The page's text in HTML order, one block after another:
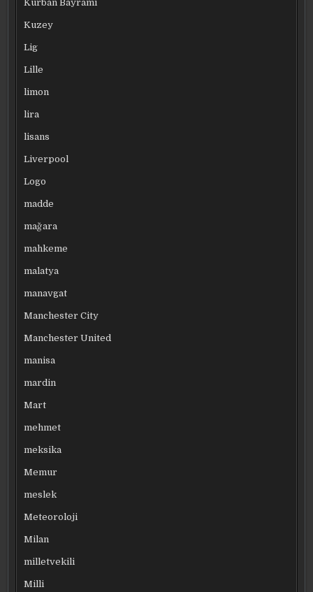
Kurban Bayramı
Kuzey
Lig
Lille
limon
lira
lisans
Liverpool
Logo
madde
mağara
mahkeme
malatya
manavgat
Manchester City
Manchester United
manisa
mardin
Mart
mehmet
meksika
Memur
meslek
Meteoroloji
Milan
milletvekili
Milli